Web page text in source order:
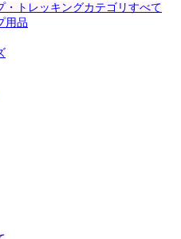
・トレッキングカテゴリすべて
用品